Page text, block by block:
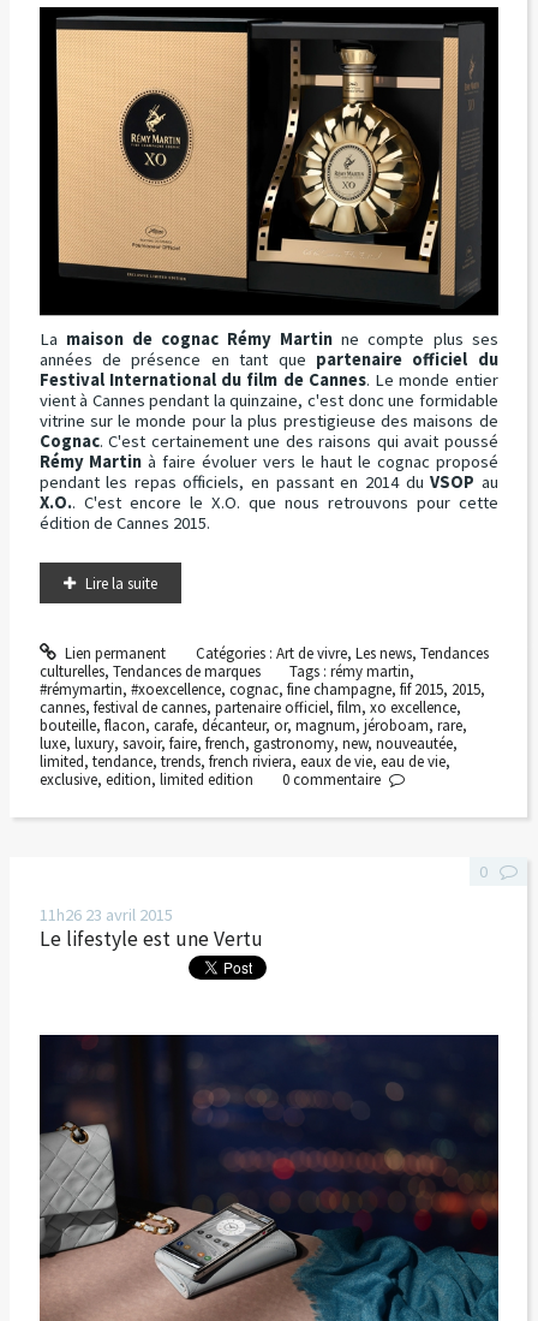
La maison de cognac Rémy Martin ne compte plus ses
années de présence en tant que partenaire officiel du
Festival International du film de Cannes. Le monde entier
vient à Cannes pendant la quinzaine, c'est donc une formidable
vitrine sur le monde pour la plus prestigieuse des maisons de
Cognac. C'est certainement une des raisons qui avait poussé
Rémy Martin à faire évoluer vers le haut le cognac proposé
pendant les repas officiels, en passant en 2014 duVSOP au
X.O.. C'est encore le X.O. que nous retrouvons pour cette
édition de Cannes 2015.
Lire la suite
Lien permanent Catégories : Art de vivre, Les news, Tendances
culturelles, Tendances de marques Tags :rémy martin,
#rémymartin, #xoexcellence, cognac, fine champagne, fif 2015, 2015,
cannes, festival de cannes, partenaire officiel, film, xo excellence,
bouteille, flacon, carafe, décanteur, or, magnum, jéroboam, rare,
luxe, luxury, savoir, faire, french, gastronomy, new, nouveautée,
limited, tendance, trends, french riviera, eaux de vie, eau de vie,
exclusive, edition, limited edition 0commentaire
11h26 23 avril 2015
Le lifestyle est une Vertu
0